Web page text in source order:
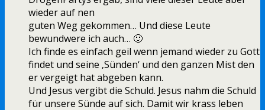
wieder auf nen
guten Weg gekommen… Und diese Leute
bewundwere ich auch… 🙂
Ich finde es einfach geil wenn jemand wieder zu Gott
findet und seine ‚Sünden‘ und den ganzen Mist den
er vergeigt hat abgeben kann.
Und Jesus vergibt die Schuld. Jesus nahm die Schuld
für unsere Sünde auf sich. Damit wir krass leben